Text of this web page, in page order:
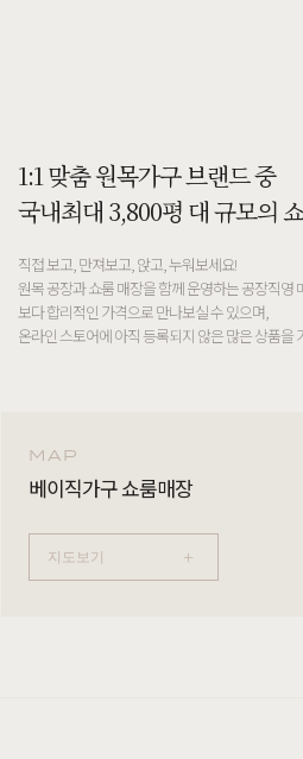
1:1 맞춤 원목가구 브랜드 중
국내최대 3,800평 대 규모의
직접 보고, 만져보고, 앉고, 누워보세요!
원목 공장과 쇼룸 매장을 함께 운영하는 공장직영
보다 합리적인 가격으로 만나보실 수 있으며,
온라인 스토어에 아직 등록되지 않은 많은 상품을
MAP
베이직가구 쇼룸매장
지도보기 +